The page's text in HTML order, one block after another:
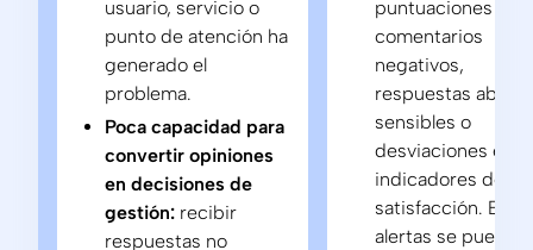
usuario, servicio o
punto de atención ha
generado el
problema.
Poca capacidad para
convertir opiniones
en decisiones de
gestión: recibir
respuestas no
puntuaciones
comentarios
negativos,
respuestas
sensibles o
desviaciones en
indicadores de
satisfacción.
alertas se pueden